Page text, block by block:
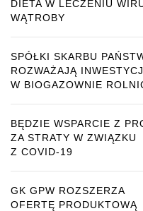
DIETA W LECZENIU
WĄTROBY
SPÓŁKI SKARBU
ROZWAŻAJĄ
W BIOGAZOWNIE
BĘDZIE WSPARCIE Z
ZA STRATY W ZWIĄZKU
Z COVID-19
GK GPW ROZSZERZA
OFERTĘ PRODUKTOWĄ